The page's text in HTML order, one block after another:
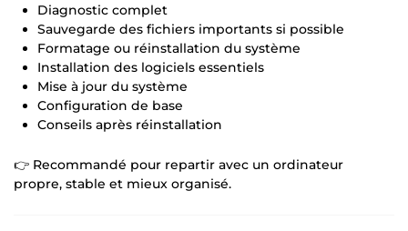
Diagnostic complet
Sauvegarde des fichiers importants si possible
Formatage ou réinstallation du système
Installation des logiciels essentiels
Mise à jour du système
Configuration de base
Conseils après réinstallation
👉 Recommandé pour repartir avec un ordinateur
propre, stable et mieux organisé.